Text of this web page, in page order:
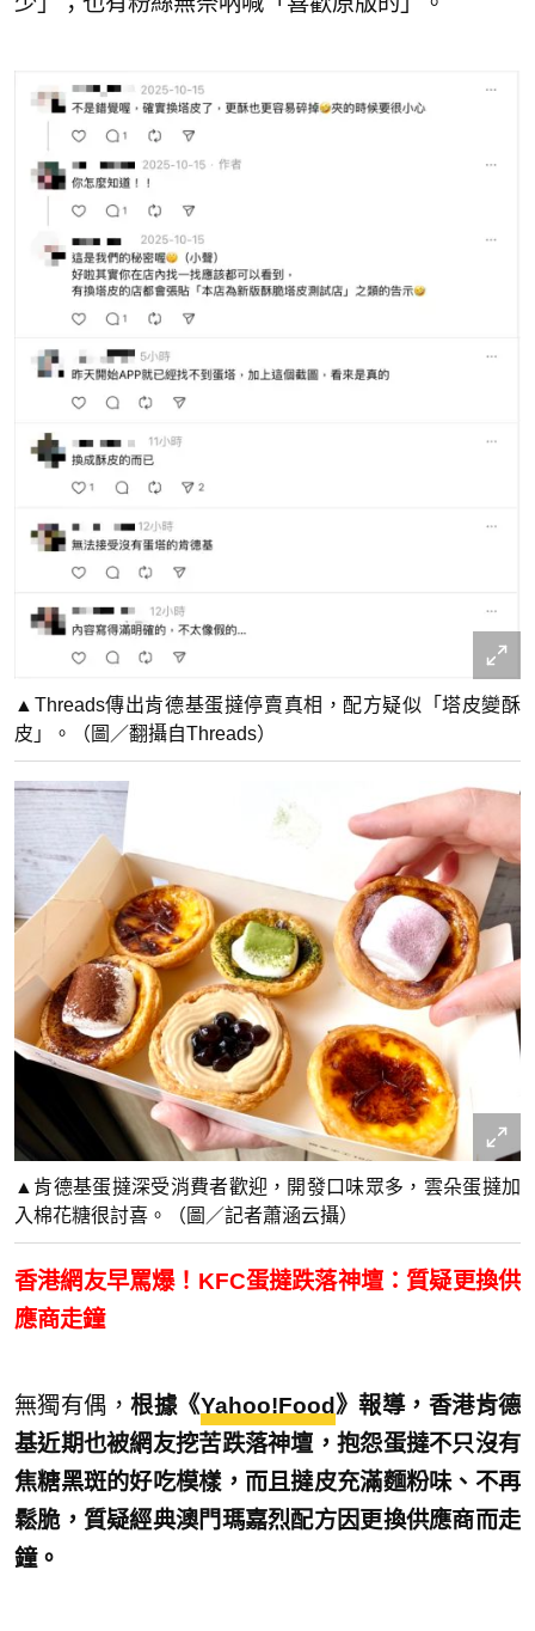
▲Threads傳出肯德基蛋撻停賣真相，配方疑似「塔皮變酥
皮」。（圖／翻攝自Threads）
▲肯德基蛋撻深受消費者歡迎，開發口味眾多，雲朵蛋撻加
入棉花糖很討喜。（圖／記者蕭涵云攝）
香港網友早罵爆！KFC蛋撻跌落神壇：質疑更換供
應商走鐘
無獨有偶，根據《Yahoo!Food 》報導，香港肯德
基近期也被網友挖苦跌落神壇，抱怨蛋撻不只沒有
焦糖黑斑的好吃模樣，而且撻皮充滿麵粉味、不再
鬆脆，質疑經典澳門瑪嘉烈配方因更換供應商而走
鐘。